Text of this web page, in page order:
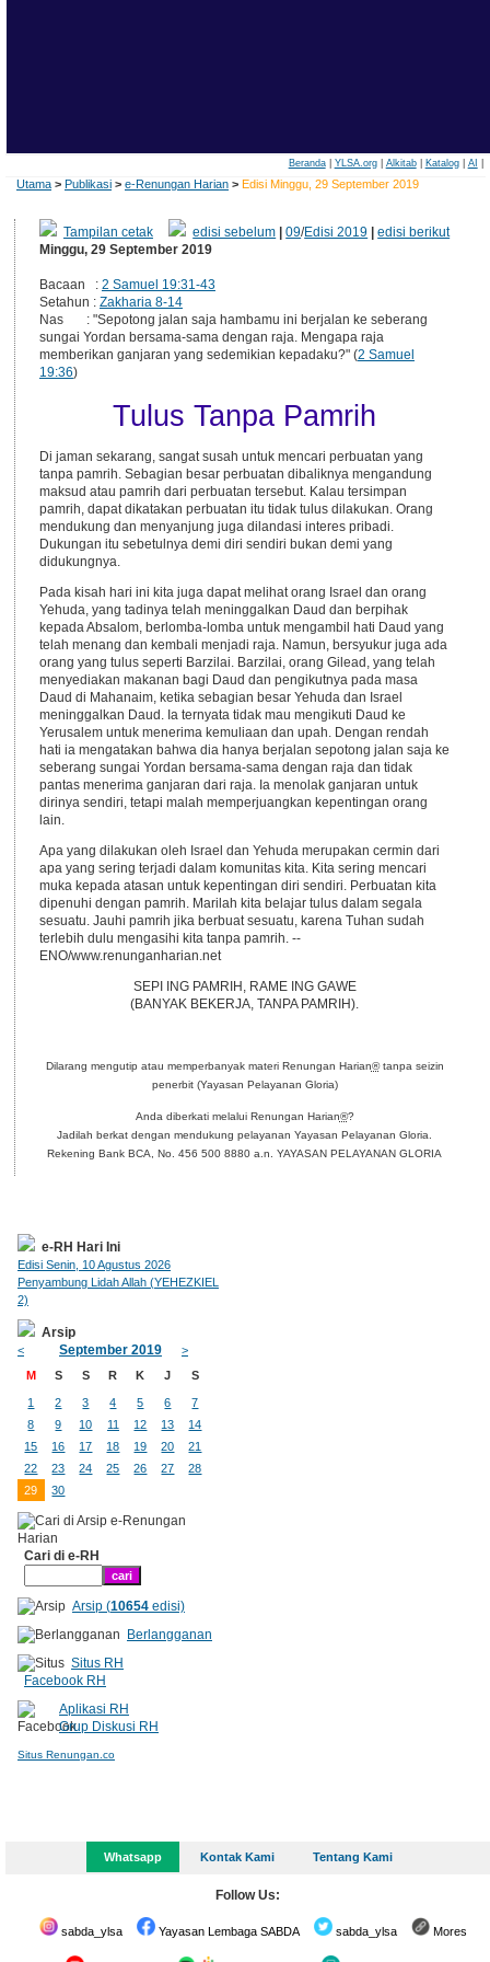
Beranda| YLSA.org| Alkitab| Katalog| AI
Utama > Publikasi > e-Renungan Harian > Edisi Minggu, 29 September 2019
Tampilan cetak edisi sebelum |09/Edisi 2019 |edisi berikut
Minggu, 29 September 2019
Bacaan : 2 Samuel 19:31-43
Setahun : Zakharia 8-14
Nas : "Sepotong jalan saja hambamu ini berjalan ke seberang
sungai Yordan bersama-sama dengan raja. Mengapa raja
memberikan ganjaran yang sedemikian kepadaku?" (2 Samuel
19:36)
Tulus Tanpa Pamrih
Di jaman sekarang, sangat susah untuk mencari perbuatan yang
tanpa pamrih. Sebagian besar perbuatan dibaliknya mengandung
maksud atau pamrih dari perbuatan tersebut. Kalau tersimpan
pamrih, dapat dikatakan perbuatan itu tidak tulus dilakukan. Orang
mendukung dan menyanjung juga dilandasi interes pribadi.
Dukungan itu sebetulnya demi diri sendiri bukan demi yang
didukungnya.
Pada kisah hari ini kita juga dapat melihat orang Israel dan orang
Yehuda, yang tadinya telah meninggalkan Daud dan berpihak
kepada Absalom, berlomba-lomba untuk mengambil hati Daud yang
telah menang dan kembali menjadi raja. Namun, bersyukur juga ada
orang yang tulus seperti Barzilai. Barzilai, orang Gilead, yang telah
menyediakan makanan bagi Daud dan pengikutnya pada masa
Daud di Mahanaim, ketika sebagian besar Yehuda dan Israel
meninggalkan Daud. Ia ternyata tidak mau mengikuti Daud ke
Yerusalem untuk menerima kemuliaan dan upah. Dengan rendah
hati ia mengatakan bahwa dia hanya berjalan sepotong jalan saja ke
seberang sungai Yordan bersama-sama dengan raja dan tidak
pantas menerima ganjaran dari raja. Ia menolak ganjaran untuk
dirinya sendiri, tetapi malah memperjuangkan kepentingan orang
lain.
Apa yang dilakukan oleh Israel dan Yehuda merupakan cermin dari
apa yang sering terjadi dalam komunitas kita. Kita sering mencari
muka kepada atasan untuk kepentingan diri sendiri. Perbuatan kita
dipenuhi dengan pamrih. Marilah kita belajar tulus dalam segala
sesuatu. Jauhi pamrih jika berbuat sesuatu, karena Tuhan sudah
terlebih dulu mengasihi kita tanpa pamrih. --
ENO/www.renunganharian.net
SEPI ING PAMRIH, RAME ING GAWE
(BANYAK BEKERJA, TANPA PAMRIH).
Dilarang mengutip atau memperbanyak materi Renungan Harian®tanpa seizin
penerbit (Yayasan Pelayanan Gloria)
Anda diberkati melalui Renungan Harian®?
Jadilah berkat dengan mendukung pelayanan Yayasan Pelayanan Gloria.
Rekening Bank BCA, No. 456 500 8880 a.n. YAYASAN PELAYANAN GLORIA
e-RH Hari Ini
Edisi Senin, 10 Agustus 2026
Penyambung Lidah Allah (YEHEZKIEL
2)
Arsip
< September 2019
>
M
S S R K J S
1 2 3 4 5 6
7
8
9 10 11 12 13
14
15
16 17 18 19 20
21
22
23 24 25 26 27
28
29
30
Cari di e-RH
Arsip (10654edisi)
Berlangganan
Situs RH
Facebook RH
Aplikasi RH
Grup Diskusi RH
Situs Renungan.co
Whatsapp Kontak Kami Tentang Kami
Follow Us:
sabda_ylsa Yayasan Lembaga SABDA sabda_ylsa Mores